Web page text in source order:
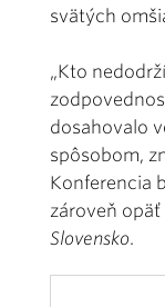
svätých
„Kto
dosahovalo
spôsobom,
Konferencia
zároveň
Slovensko.